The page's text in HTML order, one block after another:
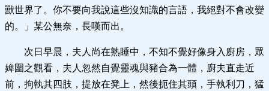
獸世界了。你不要向我說這些沒知識的言語，我絕對不會改變
的。」某公無奈，長嘆而出。
次日早晨，夫人尚在熟睡中，不知不覺好像身入廚房，眾
婢圍之觀看，夫人忽然自覺靈魂與豬合為一體，廚夫直走近
前，拘執其四肢，提放在凳上，然後扼住其頭，手執利刀，猛